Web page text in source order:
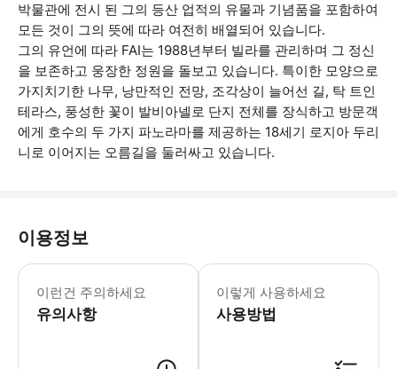
박물관에 전시 된 그의 등산 업적의 유물과 기념품을 포함하여
모든 것이 그의 뜻에 따라 여전히 배열되어 있습니다.
그의 유언에 따라 FAI는 1988년부터 빌라를 관리하며 그 정신
을 보존하고 웅장한 정원을 돌보고 있습니다. 특이한 모양으로
가지치기한 나무, 낭만적인 전망, 조각상이 늘어선 길, 탁 트인
테라스, 풍성한 꽃이 발비아넬로 단지 전체를 장식하고 방문객
에게 호수의 두 가지 파노라마를 제공하는 18세기 로지아 두리
니로 이어지는 오름길을 둘러싸고 있습니다.
이용정보
이런건 주의하세요
유의사항
* 소요시간 : 60분 (옵션에 따라 소요
이렇게 사용하세요
사용방법